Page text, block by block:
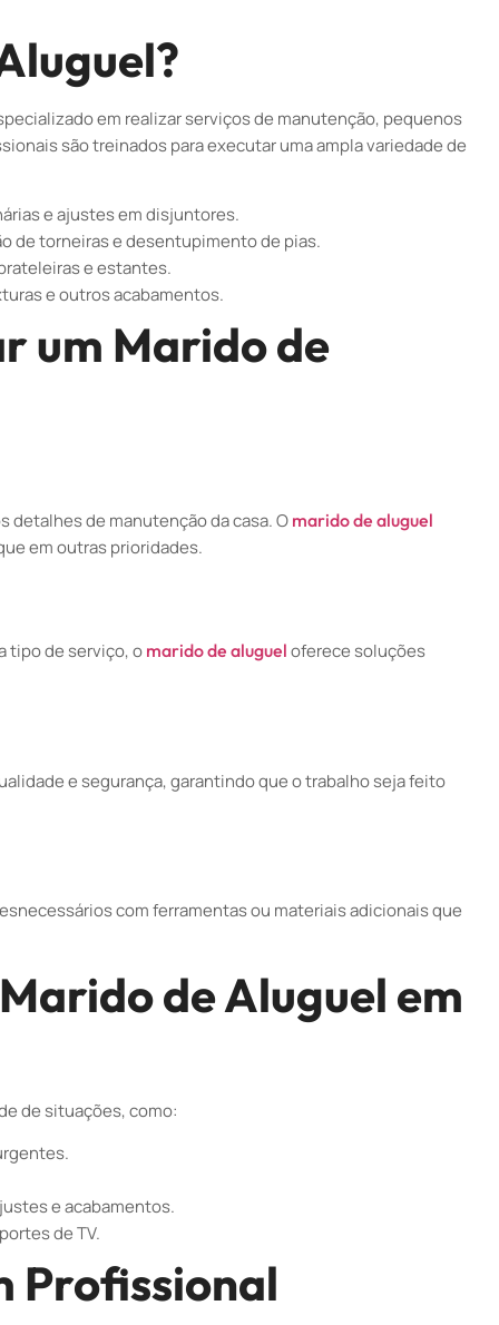
em realizar serviços de manutenção, pequenos
são treinados para executar uma ampla variedade de
e ajustes em disjuntores.
de torneiras e desentupimento de pias.
e estantes.
e outros acabamentos.
um Marido de
detalhes de manutenção da casa. O marido de aluguel
em outras prioridades.
tipo de serviço, o marido de aluguel oferece soluções
e segurança, garantindo que o trabalho seja feito
com ferramentas ou materiais adicionais que
de Aluguel em
de situações, como:
e acabamentos.
de TV.
Profissional